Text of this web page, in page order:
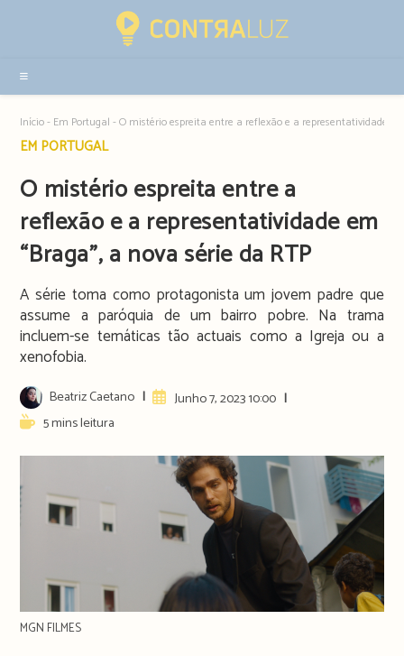
sidebar
Início- Em Portugal -O mistério espreita entre a reflexão e a representatividade
Post
EM PORTUGAL
O mistério espreita entre a
reflexão e a representatividade em
“Braga”, a nova série da RTP
A série toma como protagonista um jovem padre que
assume a paróquia de um bairro pobre. Na trama
incluem-se temáticas tão actuais como a Igreja ou a
xenofobia.
Post
author:
Beatriz Caetano
ArtigoJunho 7, 2023 10:00
Reading5 mins leitura
MGN FILMES